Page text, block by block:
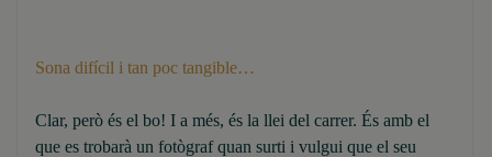
Sona difícil i tan poc tangible…
Clar, però és el bo! I a més, és la llei del carrer. És amb el
que es trobarà un fotògraf quan surti i vulgui que el seu